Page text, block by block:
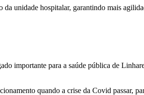
unidade hospitalar, garantindo mais
importante para a saúde pública de
quando a crise da Covid passar,